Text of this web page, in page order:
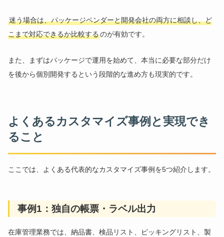
迷う場合は、パッケージベンダーと開発会社の両方に相談し、ど
こまで対応できるか比較するのが有効です。
また、まずはパッケージで運用を始めて、本当に必要な部分だけ
を後から個別開発するという段階的な進め方も現実的です。
よくあるカスタマイズ事例と実現でき
ること
ここでは、よくある代表的なカスタマイズ事例を5つ紹介します。
事例1：独自の帳票・ラベル出力
在庫管理業務では、納品書、検品リスト、ピッキングリスト、製